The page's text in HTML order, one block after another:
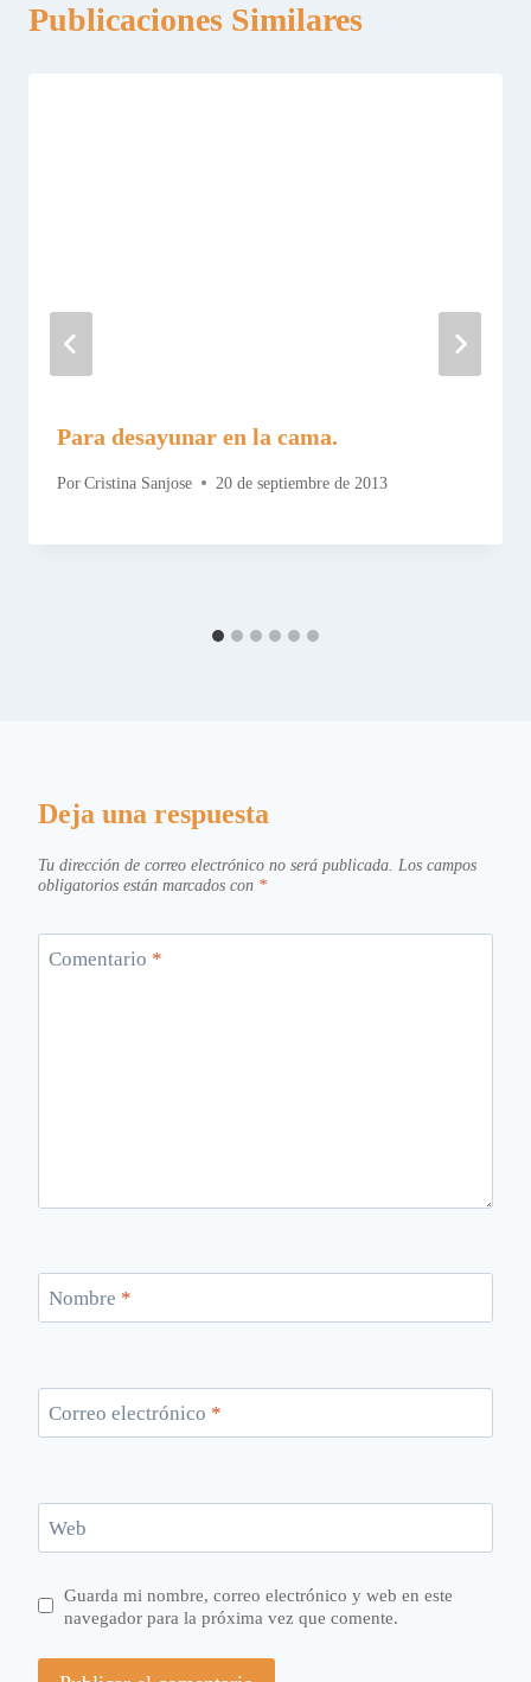
Publicaciones Similares
Para desayunar en la cama.
Por Cristina Sanjose 20 de septiembre de 2013
Deja una respuesta
Tu dirección de correo electrónico no será publicada. Los campos
obligatorios están marcados con *
Comentario *
Nombre *
Correo electrónico *
Web
Guarda mi nombre, correo electrónico y web en este
navegador para la próxima vez que comente.